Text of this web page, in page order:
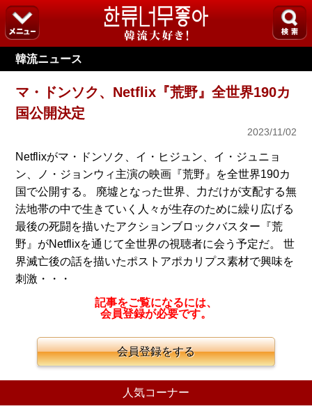
韓流ニュース
マ・ドンソク、Netflix『荒野』全世界190カ
国公開決定
2023/11/02
Netflixがマ・ドンソク、イ・ヒジュン、イ・ジュニョ
ン、ノ・ジョンウィ主演の映画『荒野』を全世界190カ
国で公開する。 廃墟となった世界、力だけが支配する無
法地帯の中で生きていく人々が生存のために繰り広げる
最後の死闘を描いたアクションブロックバスター『荒
野』がNetflixを通じて全世界の視聴者に会う予定だ。 世
界滅亡後の話を描いたポストアポカリプス素材で興味を
刺激・・・
記事をご覧になるには、
会員登録が必要です。
会員登録をする
人気コーナー